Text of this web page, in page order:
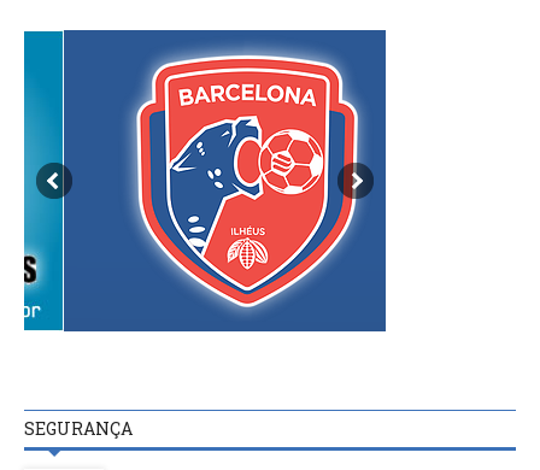
SEGURANÇA